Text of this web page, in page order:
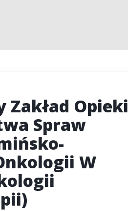
Zakład Opieki
Spraw
W